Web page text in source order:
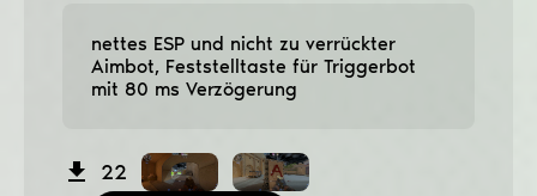
nettes ESP und nicht zu verrückter
Aimbot, Feststelltaste für Triggerbot
mit 80 ms Verzögerung
22